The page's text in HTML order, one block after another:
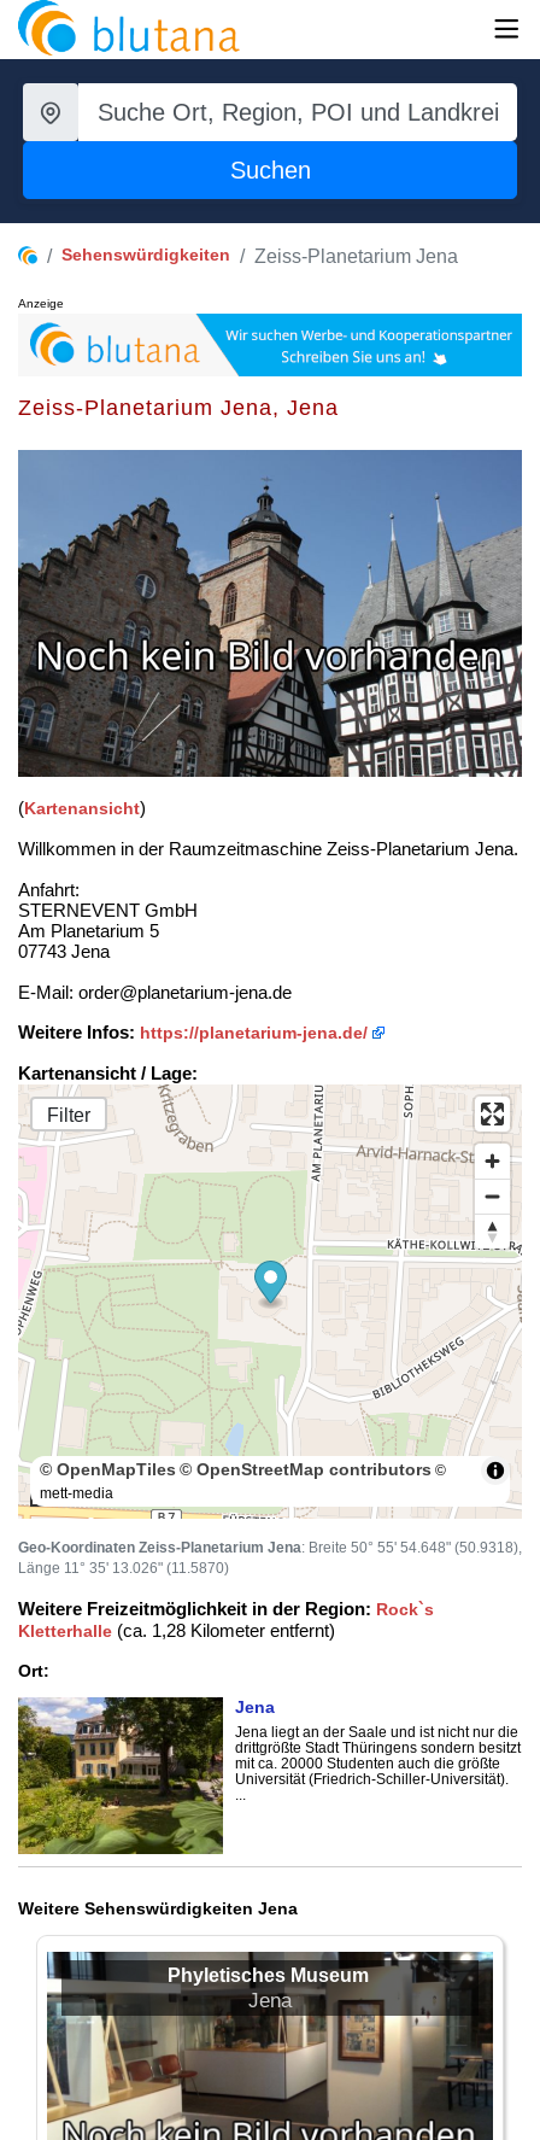
Suchen
Sehenswürdigkeiten Zeiss-Planetarium Jena
Anzeige
Zeiss-Planetarium Jena, Jena
(Kartenansicht)
Willkommen in der Raumzeitmaschine Zeiss-Planetarium Jena.
Anfahrt:
STERNEVENT GmbH
Am Planetarium 5
07743 Jena
E-Mail: order@planetarium-jena.de
Weitere Infos: https://planetarium-jena.de/
Kartenansicht / Lage:
Filter
100 m
© OpenMapTiles © OpenStreetMap contributors ©
mett-media
Geo-Koordinaten Zeiss-Planetarium Jena: Breite 50° 55' 54.648" (50.9318),
Länge 11° 35' 13.026" (11.5870)
Weitere Freizeitmöglichkeit in der Region: Rock`s
Kletterhalle (ca. 1,28 Kilometer entfernt)
Ort:
Jena
Jena liegt an der Saale und ist nicht nur die
drittgrößte Stadt Thüringens sondern besitzt
mit ca. 20000 Studenten auch die größte
Universität (Friedrich-Schiller-Universität).
...
Weitere Sehenswürdigkeiten Jena
Phyletisches Museum
Jena